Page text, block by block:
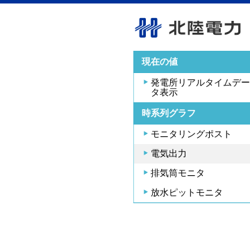
現在の値
発電所リアルタイムデー
タ表示
時系列グラフ
モニタリングポスト
電気出力
排気筒モニタ
放水ピットモニタ